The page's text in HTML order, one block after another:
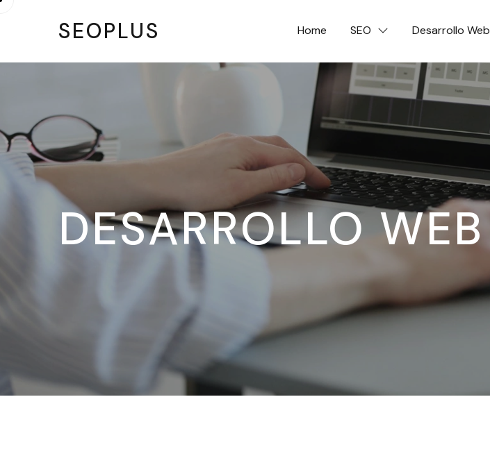
SEOPLUS Home SEO Desarrollo Web
DESARROLLO WEB